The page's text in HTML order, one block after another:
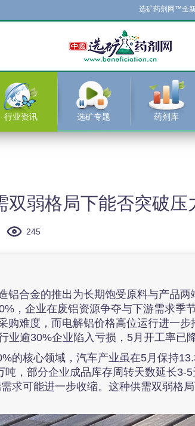
选矿药剂网™全新改版，
行业资讯 选矿专题 药剂库
双弱格局下能否突破压
245
铝合金的推出为长期饱受原料与产品
，企业在废铝资源争夺与下游需求季
购难度，而电解铝价格高位运行进一
逾30%企业陷入亏损，5月开工率已
的核心领域，汽车产业虽在5月保持
，部分企业成品库存周转天数延长
求可能进一步收缩。这种供需双弱格